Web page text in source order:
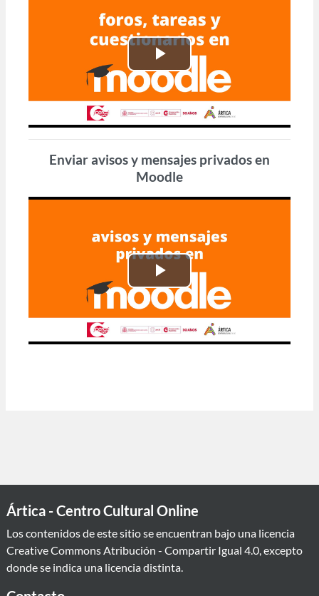
Reproducir
Vídeo
Enviar avisos y mensajes privados en
Moodle
Reproducir
Vídeo
Ártica - Centro Cultural Online
Los contenidos de este sitio se encuentran bajo una licencia
Creative Commons Atribución - Compartir Igual 4.0, excepto
donde se indica una licencia distinta.